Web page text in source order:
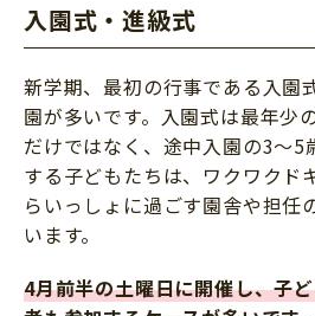
入園式・進級式
新学期、最初の行事である入園
園が多いです。入園式は最年少
だけではなく、途中入園の3〜5
する子どもたちは、ワクワクド
らいっしょに過ごす園舎や担任
います。
4月前半の土曜日に開催し、子